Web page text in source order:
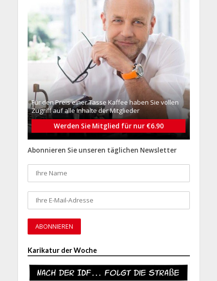
Für den Preis einer Tasse Kaffee haben Sie vollen
Zugriff auf alle Inhalte der Mitglieder
Werden Sie Mitglied für nur €6.90
Abonnieren Sie unseren täglichen Newsletter
Karikatur der Woche